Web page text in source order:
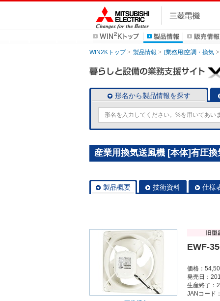
WIN2Kトップ 製品情報 [業務用]空調・換気
形名から製品情報を探す
産業用換気送風機 [本体]有圧
製品概要 技術資料 仕様
EWF-
価格：
発売日：
生産終了：
JANコード